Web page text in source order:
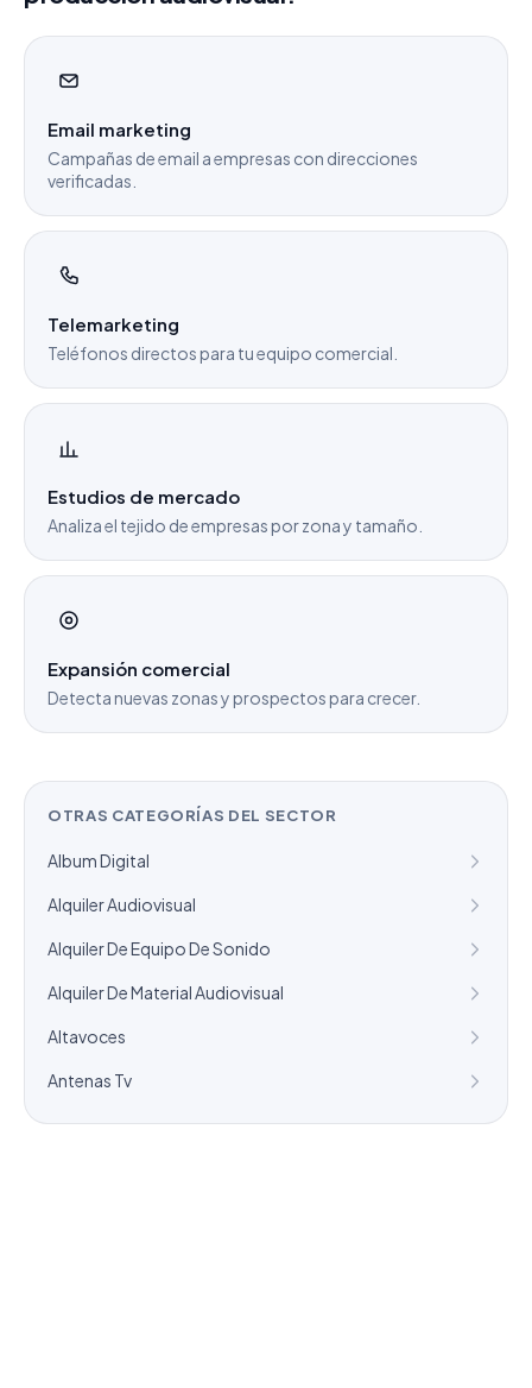
Email marketing
Campañas de email a empresas con direcciones
verificadas.
Telemarketing
Teléfonos directos para tu equipo comercial.
Estudios de mercado
Analiza el tejido de empresas por zona y tamaño.
Expansión comercial
Detecta nuevas zonas y prospectos para crecer.
OTRAS CATEGORÍAS DEL SECTOR
Album Digital
Alquiler Audiovisual
Alquiler De Equipo De Sonido
Alquiler De Material Audiovisual
Altavoces
Antenas Tv